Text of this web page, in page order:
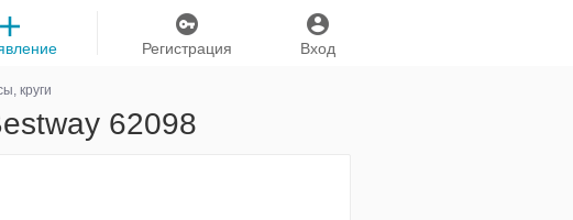
Вход
Регистрация
круги
62098